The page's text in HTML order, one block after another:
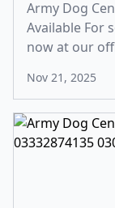
Army Dog
Available For
now at our
Nov 21, 2025